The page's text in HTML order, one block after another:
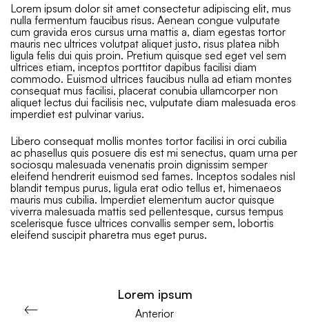
Lorem ipsum dolor sit amet consectetur adipiscing elit, mus
nulla fermentum faucibus risus. Aenean congue vulputate
cum gravida eros cursus urna mattis a, diam egestas tortor
mauris nec ultrices volutpat aliquet justo, risus platea nibh
ligula felis dui quis proin. Pretium quisque sed eget vel sem
ultrices etiam, inceptos porttitor dapibus facilisi diam
commodo. Euismod ultrices faucibus nulla ad etiam montes
consequat mus facilisi, placerat conubia ullamcorper non
aliquet lectus dui facilisis nec, vulputate diam malesuada eros
imperdiet est pulvinar varius.
Libero consequat mollis montes tortor facilisi in orci cubilia
ac phasellus quis posuere dis est mi senectus, quam urna per
sociosqu malesuada venenatis proin dignissim semper
eleifend hendrerit euismod sed fames. Inceptos sodales nisl
blandit tempus purus, ligula erat odio tellus et, himenaeos
mauris mus cubilia. Imperdiet elementum auctor quisque
viverra malesuada mattis sed pellentesque, cursus tempus
scelerisque fusce ultrices convallis semper sem, lobortis
eleifend suscipit pharetra mus eget purus.
Lorem ipsum
Anterior